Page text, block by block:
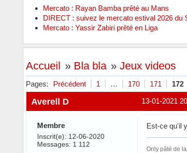
Mercato : Rayan Bamba prêté au Mans
DIRECT : suivez le mercato estival 2026 du
Mercato : Yassir Zabiri prêté en Liga
Accueil » Bla bla » Jeux videos
Pages: Précédent 1 … 170 171 172
13-01-2021
Averell D
Membre
Inscrit(e): 12-06-2020
Messages: 1 112
Est-ce qu'il
Only pâté de